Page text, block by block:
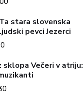
stara slovenska
pevci Jezerci
sklopa Večeri v atriju: